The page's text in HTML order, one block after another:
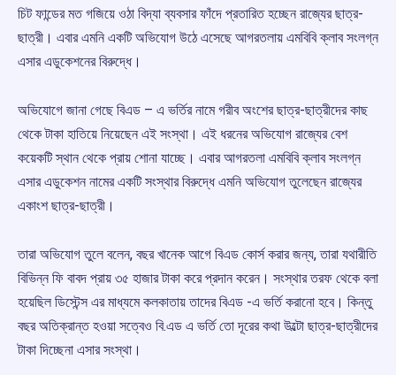
চিট ফান্ডের মত গজিয়ে ওঠা বিদ্যা ব্যবসার ফাঁদে প্রতারিত হচ্ছেন রাজ্যের ছাত্র-
ছাত্রী। এবার এমনি একটি অভিযোগ উঠে এসেছে আগরতলায় এমবিবি ক্লাব সংলগ্ন
এসার এডুকেশনের বিরুদ্ধে।
অভিযোগে জানা গেছে বিএড – এ ভর্তির নামে গরীব অংশের ছাত্র-ছাত্রীদের কাছ
থেকে টাকা হাতিয়ে নিয়েছেন এই সংস্থা। এই ধরনের অভিযোগ রাজ্যের বেশ
কয়েকটি স্থান থেকে প্রায় শোনা যাচ্ছে। এবার আগরতলা এমবিবি ক্লাব সংলগ্ন
এসার এডুকেশন নামের একটি সংস্থার বিরুদ্ধে এমনি অভিযোগ তুলেছেন রাজ্যের
একাংশ ছাত্র-ছাত্রী।
তারা অভিযোগ তুলে বলেন, বছর খানেক আগে বিএড কোর্স করার জন্য, তারা যথারীতি
বিভিন্ন ফি বাবদ প্রায় ৩৫ হাজার টাকা করে প্রদান করেন। সংস্থার তরফ থেকে বলা
হয়েছিল ডিস্টেন্স এর মাধ্যমে কলকাতায় তাদের বিএড -এ ভর্তি করানো হবে। কিন্তু
বছর অতিক্রান্ত হওয়া সত্বেও বি.এড এ ভর্তি তো দূরের কথা উল্টো ছাত্র-ছাত্রীদের
টাকা দিচ্ছেনা এসার সংস্থা।